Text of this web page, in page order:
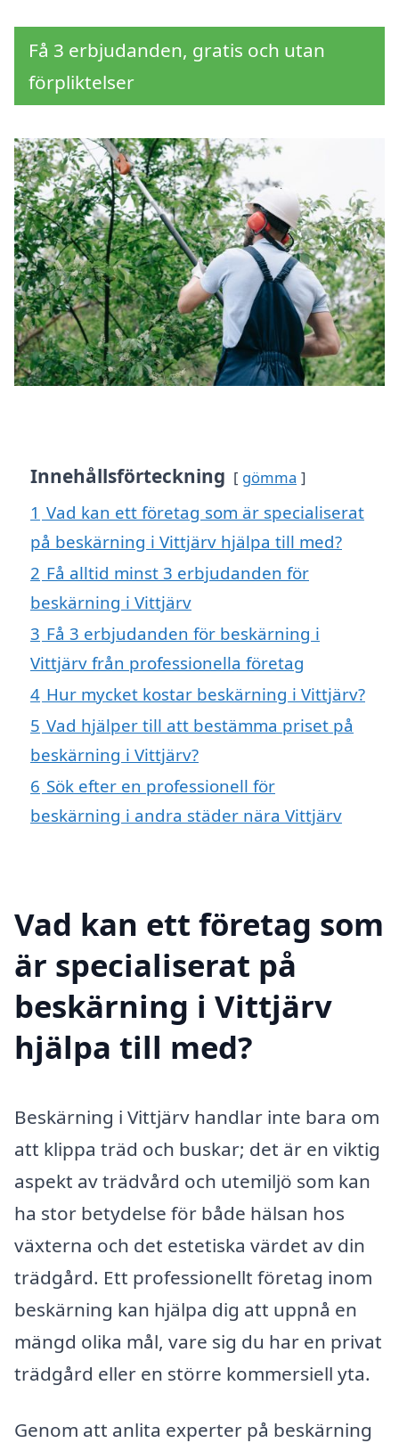
Få 3 erbjudanden, gratis och utan
förpliktelser
Innehållsförteckning gömma
1 Vad kan ett företag som är specialiserat
på beskärning i Vittjärv hjälpa till med?
2 Få alltid minst 3 erbjudanden för
beskärning i Vittjärv
3 Få 3 erbjudanden för beskärning i
Vittjärv från professionella företag
4 Hur mycket kostar beskärning i Vittjärv?
5 Vad hjälper till att bestämma priset på
beskärning i Vittjärv?
6 Sök efter en professionell för
beskärning i andra städer nära Vittjärv
Vad kan ett företag som
är specialiserat på
beskärning i Vittjärv
hjälpa till med?
Beskärning i Vittjärv handlar inte bara om
att klippa träd och buskar; det är en viktig
aspekt av trädvård och utemiljö som kan
ha stor betydelse för både hälsan hos
växterna och det estetiska värdet av din
trädgård. Ett professionellt företag inom
beskärning kan hjälpa dig att uppnå en
mängd olika mål, vare sig du har en privat
trädgård eller en större kommersiell yta.
Genom att anlita experter på beskärning